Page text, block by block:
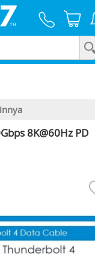
8K@60Hz PD